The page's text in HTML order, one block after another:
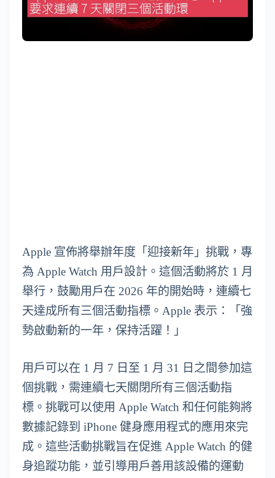
Apple 宣佈將舉辦年度「迎接新年」挑戰，專
為 Apple Watch 用戶設計。這個活動將於 1 月
舉行，鼓勵用戶在 2026 年的開始時，連續七
天達成所有三個活動指標。Apple 表示：「強
勢啟動新的一年，保持活躍！」
用戶可以在 1 月 7 日至 1 月 31 日之間參加這
個挑戰，需連續七天關閉所有三個活動指
標。挑戰可以使用 Apple Watch 和任何能夠將
數據記錄到 iPhone 健身應用程式的應用來完
成。這些活動挑戰旨在促進 Apple Watch 的健
身追蹤功能，並引導用戶善用該設備的運動